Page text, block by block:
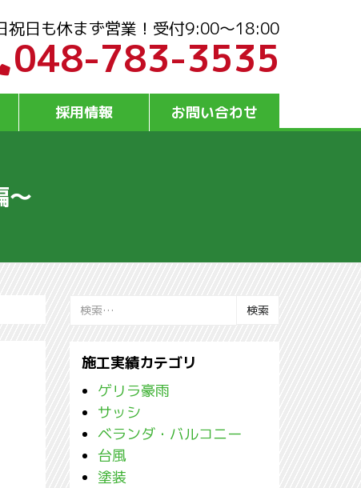
祝日も休まず営業！受付9:00～18:00
048-783-3535
採用情報 お問い合わせ
～
検
施工実績カテゴリ
ゲリラ豪雨
サッシ
ベランダ・バルコニー
台風
塗装